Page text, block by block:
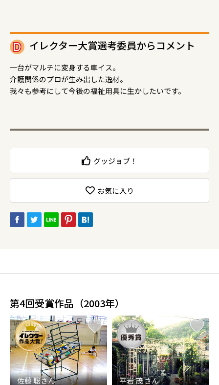
イレクター大賞選考委員からコメント
一台がマルチに変身する車イス。
介護関係のプロが生み出した逸材。
我々も参考にして今後の福祉用具に生かしたいです。
グッジョブ！
お気に入り
第4回受賞作品（2003年）
佐藤 聡さん 平岩 茂 さん